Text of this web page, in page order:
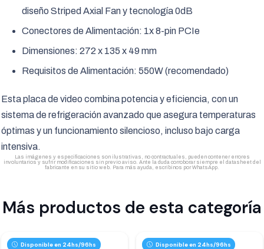
diseño Striped Axial Fan y tecnología 0dB
Conectores de Alimentación: 1x 8-pin PCIe
Dimensiones: 272 x 135 x 49 mm
Requisitos de Alimentación: 550W (recomendado)
Esta placa de video combina potencia y eficiencia, con un
sistema de refrigeración avanzado que asegura temperaturas
óptimas y un funcionamiento silencioso, incluso bajo carga
intensiva.
Las imágenes y especificaciones son ilustrativas, no contractuales, pueden contener errores
involuntarios y sufrir modificaciones sin previo aviso. Ante la duda corroborar siempre el datasheet del
fabricante en su sitio web. Para más ayuda, escribinos por WhatsApp.
Más productos de esta categoría
Disponible en 24hs/96hs Disponible en 24hs/96hs